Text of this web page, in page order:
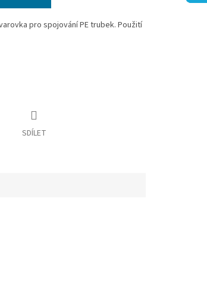
pro spojování PE trubek. Použití
SDÍLET